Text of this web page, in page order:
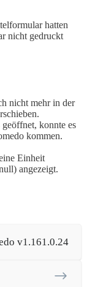
hatten
nicht gedruckt
nicht mehr in der
konnte es
kommen.
Einheit
angezeigt.
v1.161.0.24